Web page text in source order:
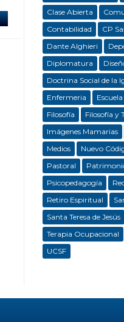
Clase Abierta
Contabilidad
CP
Dante Alghieri
Diplomatura
Doctrina Social de la
Enfermeria
Escuela
Filosofía
Filosofía y
Imágenes Mamarias
Medios
Nuevo
Pastoral
Psicopedagogía
Retiro Espiritual
Santa Teresa de Jesús
Terapia Ocupacional
UCSF